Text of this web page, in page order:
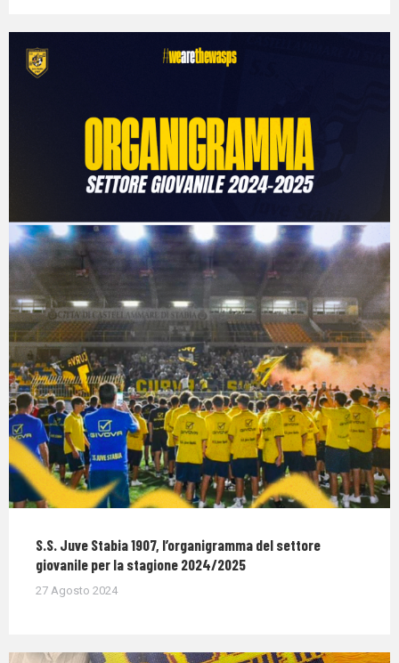
S.S. Juve Stabia 1907, l’organigramma del settore
giovanile per la stagione 2024/2025
27 Agosto 2024